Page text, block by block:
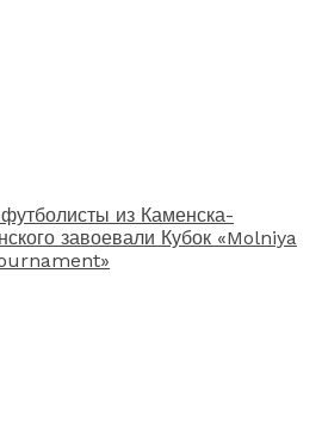
из Каменска-
завоевали Кубок «Molniya